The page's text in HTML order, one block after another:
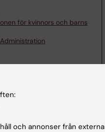
för kvinnors och barns
Administration
besök KI
och annonser från externa